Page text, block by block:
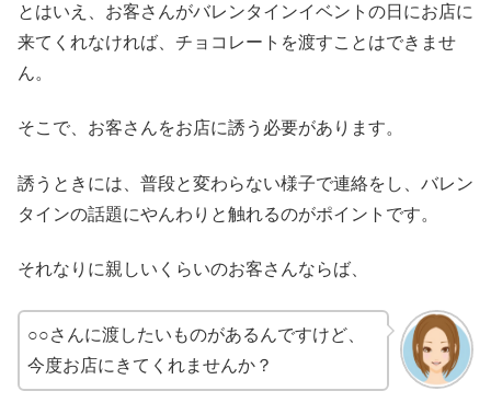
とはいえ、お客さんがバレンタインイベントの日にお店に
来てくれなければ、チョコレートを渡すことはできませ
ん。
そこで、お客さんをお店に誘う必要があります。
誘うときには、普段と変わらない様子で連絡をし、バレン
タインの話題にやんわりと触れるのがポイントです。
それなりに親しいくらいのお客さんならば、
○○さんに渡したいものがあるんですけど、
今度お店にきてくれませんか？